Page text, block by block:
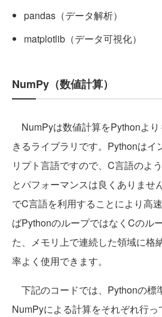
pandas（データ解析）
matplotlib（データ可視化）
NumPy（数値計算）
NumPyは数値計算をPythonよ
きるライブラリです。Pythonはイ
リプト言語ですので、C言語のよ
とパフォーマンスは良くありませ
でC言語を利用することにより高
ばPythonのループではなくCのル
た、メモリ上で連続した領域に格
率よく使用できます。
下記のコードでは、Pythonの標
NumPyによる計算をそれぞれ行っ